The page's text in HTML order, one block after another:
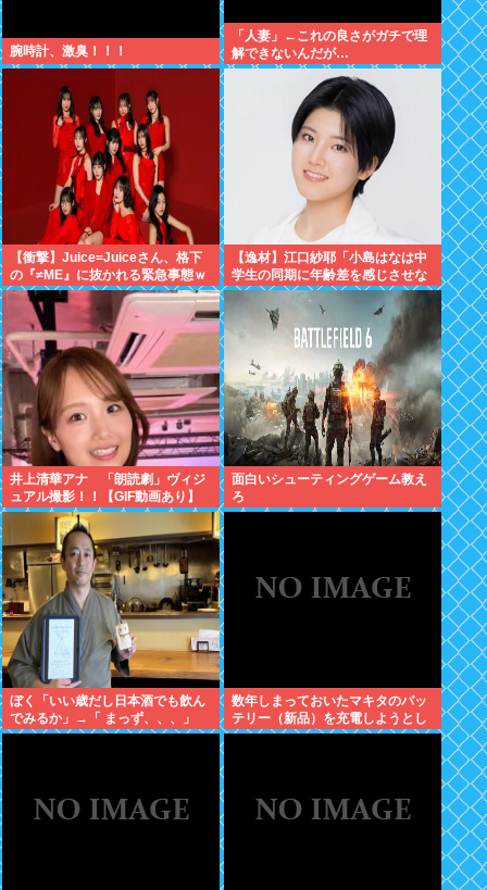
腕時計、激臭！！！
「人妻」←これの良さがガチで理
解できないんだが…
【衝撃】Juice=Juiceさん、格下
の『≠ME』に抜かれる緊急事態ｗ
ｗｗｗｗｗｗｗｗｗｗｗ
【逸材】江口紗耶「小島はなは中
学生の同期に年齢差を感じさせな
いように気を遣っているが、同期
2人は気づ
井上清華アナ 「朗読劇」ヴィジ
ュアル撮影！！【GIF動画あり】
面白いシューティングゲーム教え
ろ
ぼく「いい歳だし日本酒でも飲ん
でみるか」→「 まっず、、、」
数年しまっておいたマキタのバッ
テリー（新品）を充電しようとし
たらエラーで充電できないんだ